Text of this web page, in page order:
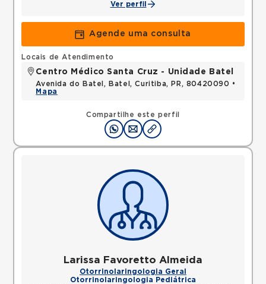
Ver perfil
Agende uma consulta
Compartilhe este perfil
Locais de Atendimento
Centro Médico Santa Cruz - Unidade Batel
Avenida do Batel, Batel, Curitiba, PR, 80420090 •
Mapa
Larissa Favoretto Almeida
Otorrinolaringologia Geral
Otorrinolaringologia Pediátrica